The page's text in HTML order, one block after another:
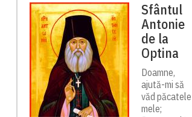
Sfântul
Antonie
de la
Optina
Doamne,
ajută-mi să
văd păcatele
mele;